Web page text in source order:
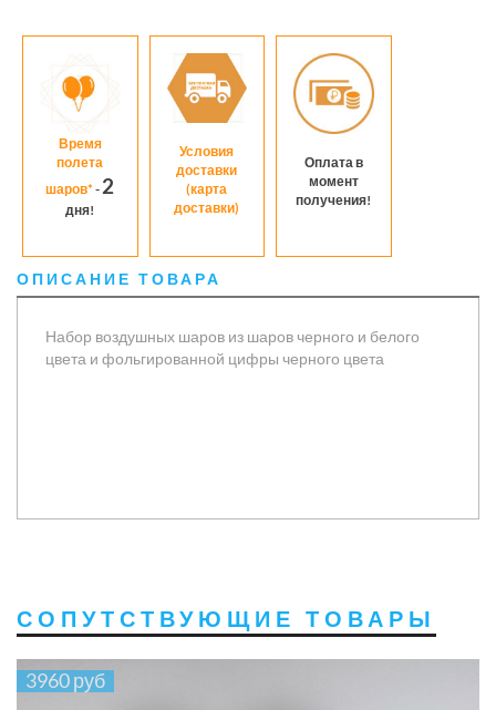
Время
полета
шаров*- 2
дня!
Условия
доставки
(карта
доставки)
Оплата в
момент
получения!
ОПИСАНИЕ ТОВАРА
Набор воздушных шаров из шаров черного и белого
цвета и фольгированной цифры черного цвета
СОПУТСТВУЮЩИЕ ТОВАРЫ
3960 руб